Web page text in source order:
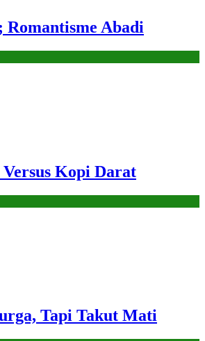
Romantisme Abadi
Kopi Darat
Tapi Takut Mati